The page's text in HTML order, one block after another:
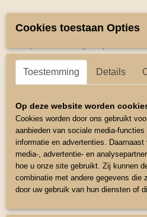
Omschrijving
Kaptoom met ringen aan de
Verstelbaar bij de neus en hoofdstuk
Maat Shetlander
Verstelbaar Mini Shetlander met
Longeerlijn
Maat 8 meter
Met Musketon sluiting
Kleur Lime Groen.
Cookies toestaan Opties
Toestemming Details
Op deze website worden
Cookies worden door ons gebruikt
aanbieden van sociale media-
informatie en advertenties.
media-, advertentie- en
hoe u onze site gebruikt. Zij kunnen
combinatie met andere gegevens die
door uw gebruik van hun diensten of